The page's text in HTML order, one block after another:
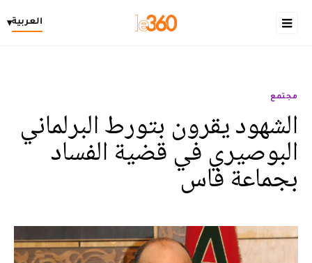
العربية▾
مجتمع
الشهود يقرون بتورط البرلماني
البوصيري في قضية الفساد
بجماعة فاس